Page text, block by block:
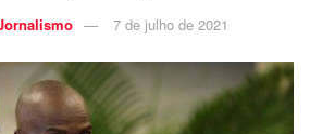
7 de julho de 2021